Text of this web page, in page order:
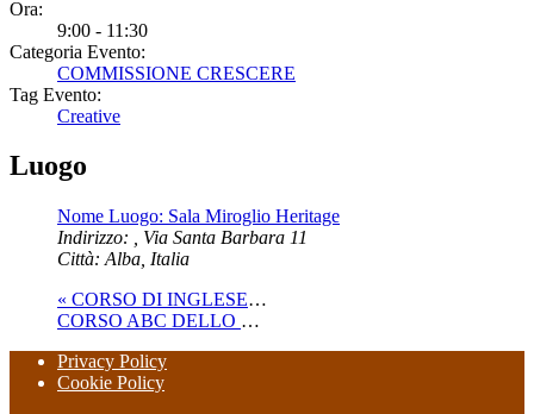
Ora:
9:00 - 11:30
Categoria Evento:
COMMISSIONE CRESCERE
Tag Evento:
Creative
Luogo
Nome Luogo: Sala Miroglio Heritage
Indirizzo: , Via Santa Barbara 11
Città: Alba Italia
« CORSO DI INGLESE: livello base e avanzato – LEZIONE 5
CORSO ABC DELLO SMARTPHONE – Lezione 3
Privacy Policy
Cookie Policy